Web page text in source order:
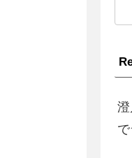
澄